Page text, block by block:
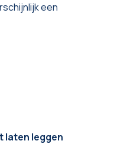
een
laten leggen